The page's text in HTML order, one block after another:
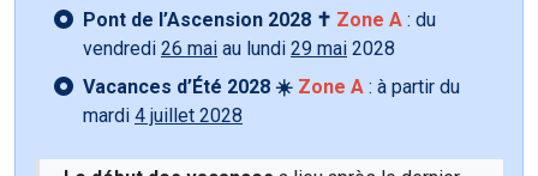
Pont de l’Ascension 2028 ✝️ Zone A : du
vendredi 26 mai au lundi 29 mai 2028
Vacances d’Été 2028 ☀️ Zone A : à partir du
mardi 4 juillet 2028